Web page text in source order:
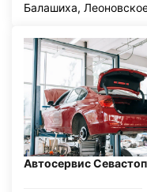
Балашиха,
Автосервис